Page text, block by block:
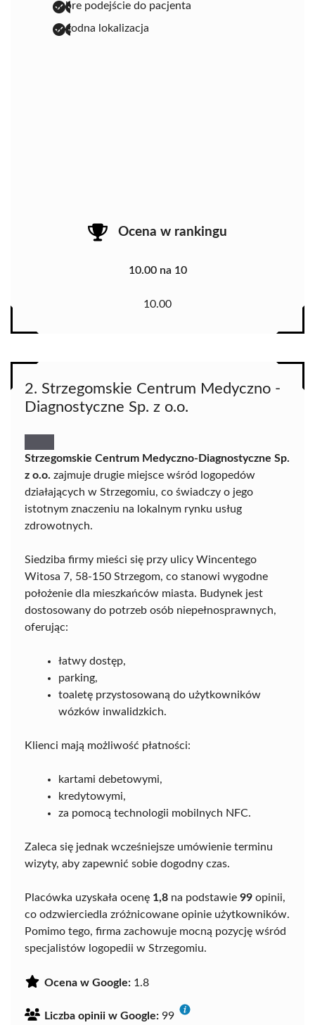
dobre podejście do pacjenta
dogodna lokalizacja
Ocena w rankingu
10.00 na 10
10.00
2. Strzegomskie Centrum Medyczno -
Diagnostyczne Sp. z o.o.
Strzegomskie Centrum Medyczno-Diagnostyczne Sp.
z o.o. zajmuje drugie miejsce wśród logopedów
działających w Strzegomiu, co świadczy o jego
istotnym znaczeniu na lokalnym rynku usług
zdrowotnych.
Siedziba firmy mieści się przy ulicy Wincentego
Witosa 7, 58-150 Strzegom, co stanowi wygodne
położenie dla mieszkańców miasta. Budynek jest
dostosowany do potrzeb osób niepełnosprawnych,
oferując:
łatwy dostęp,
parking,
toaletę przystosowaną do użytkowników
wózków inwalidzkich.
Klienci mają możliwość płatności:
kartami debetowymi,
kredytowymi,
za pomocą technologii mobilnych NFC.
Zaleca się jednak wcześniejsze umówienie terminu
wizyty, aby zapewnić sobie dogodny czas.
Placówka uzyskała ocenę 1,8 na podstawie 99 opinii,
co odzwierciedla zróżnicowane opinie użytkowników.
Pomimo tego, firma zachowuje mocną pozycję wśród
specjalistów logopedii w Strzegomiu.
Ocena w Google: 1.8
Liczba opinii w Google: 99